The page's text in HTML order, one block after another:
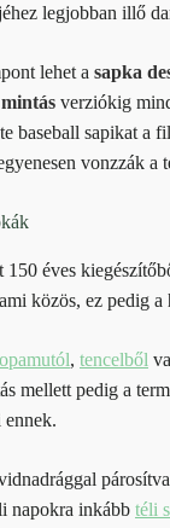
legjobban illő
lehet a sapka
verziókig
baseball sapikat a
vonzzák a
éves
közös, ez pedig a
, tencelből
mellett pedig a
ennek.
napokra inkább téli